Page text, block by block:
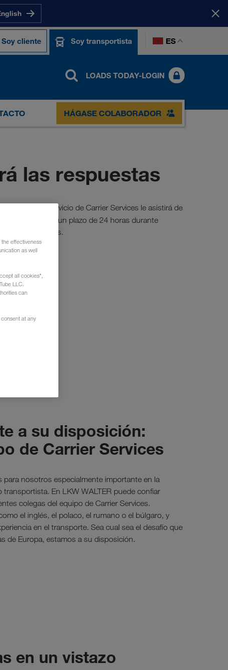
Soy cliente Soy transportista ES
LOADS TODAY-LOGIN
HÁGASE COLABORADOR
las respuestas
equipo de servicio de Carrier Services le asistirá de
expertos en un plazo de 24 horas durante
frecuentes.
a su disposición:
de Carrier Services
para nosotros especialmente importante en la
En LKW WALTER puede confiar
colegas del equipo de Carrier Services.
el inglés, el polaco, el rumano o el búlgaro, y
en el transporte. Sea cual sea el desafío que
de Europa, estamos a su disposición.
en un vistazo
effectiveness
as well
all cookies",
LLC.
can
at any